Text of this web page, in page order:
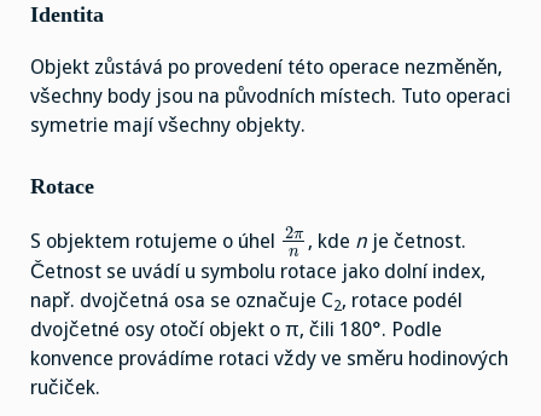
Identita
Objekt zůstává po provedení této operace nezměněn,
všechny body jsou na původních místech. Tuto operaci
symetrie mají všechny objekty.
Rotace
S objektem rotujeme o úhel 2π
n
, kde n je četnost.
Četnost se uvádí u symbolu rotace jako dolní index,
např. dvojčetná osa se označuje C2, rotace podél
dvojčetné osy otočí objekt o π, čili 180°. Podle
konvence provádíme rotaci vždy ve směru hodinových
ručiček.